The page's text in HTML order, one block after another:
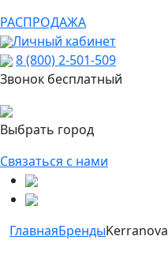
РАСПРОДАЖА
Личный кабинет
8 (800) 2-501-509
Звонок бесплатный
Выбрать город
Связаться с нами
ГлавнаяБрендыKerranova